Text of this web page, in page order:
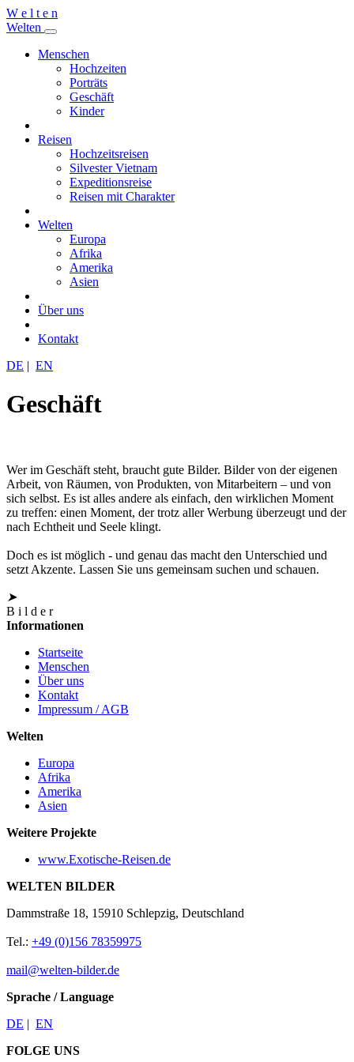
W e l t e n
Welten
Menschen
Hochzeiten
Porträts
Geschäft
Kinder
Reisen
Hochzeitsreisen
Silvester Vietnam
Expeditionsreise
Reisen mit Charakter
Welten
Europa
Afrika
Amerika
Asien
Über uns
Kontakt
DE | EN
Geschäft
Wer im Geschäft steht, braucht gute Bilder. Bilder von der eigenen
Arbeit, von Räumen, von Produkten, von Mitarbeitern – und von
sich selbst. Es ist alles andere als einfach, den wirklichen Moment
zu treffen: einen Moment, der trotz aller Werbung überzeugt und der
nach Echtheit und Seele klingt.
Doch es ist möglich - und genau das macht den Unterschied und
setzt Akzente. Lassen Sie uns gemeinsam suchen und schauen.
➤
B i l d e r
Informationen
Startseite
Menschen
Über uns
Kontakt
Impressum / AGB
Welten
Europa
Afrika
Amerika
Asien
Weitere Projekte
www.Exotische-Reisen.de
WELTEN BILDER
Dammstraße 18, 15910 Schlepzig, Deutschland
Tel.: +49 (0)156 78359975
mail@welten-bilder.de
Sprache / Language
DE | EN
FOLGE UNS